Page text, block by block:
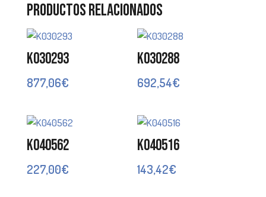
Productos relacionados
K030293
877,06€
K030288
692,54€
K040562
227,00€
K040516
143,42€